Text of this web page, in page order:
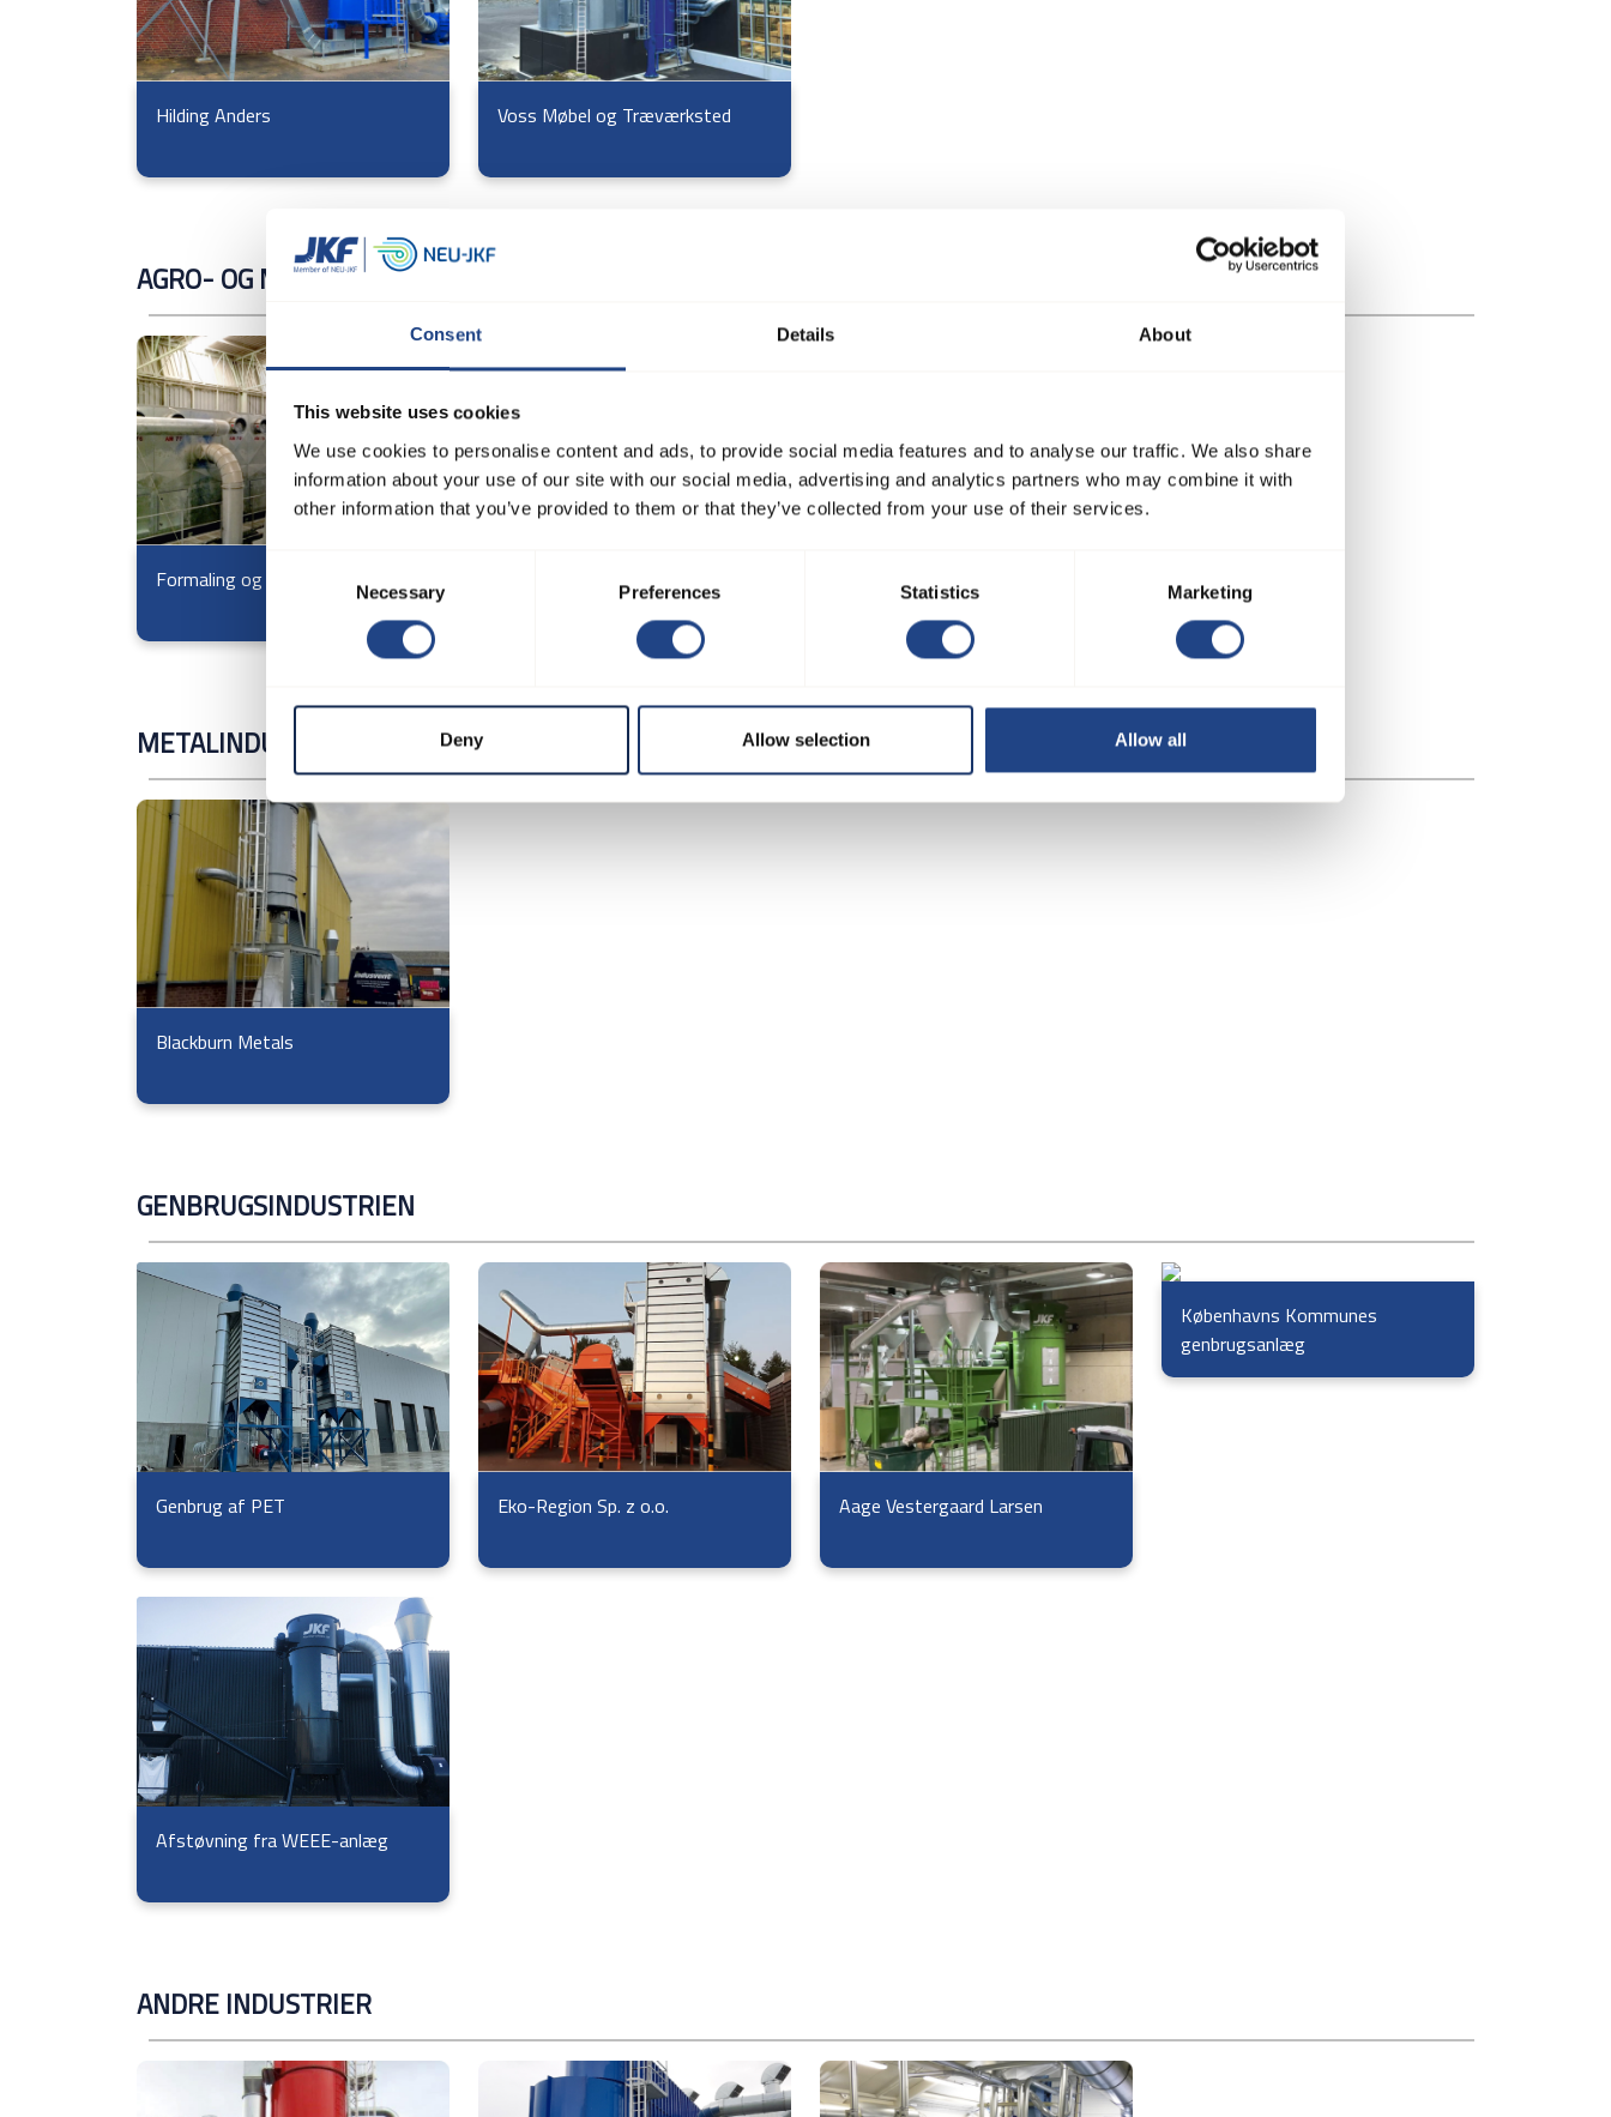
Consent Details About
This website uses cookies
We use cookies to personalise content and ads, to provide social media features and to analyse our traffic. We also share
information about your use of our site with our social media, advertising and analytics partners who may combine it with
other information that you’ve provided to them or that they’ve collected from your use of their services.
Necessary Preferences Statistics Marketing
Deny Allow selection Allow all
Hilding Anders Voss Møbel og Træværksted
AGRO- OG MØLLERIINDUSTRIEN
Formaling og forarbejdning af ris
Filteranlæg - procesudvinding fra
Producent af konfekture- og
bageriingredienser
METALINDUSTRIEN
Blackburn Metals
GENBRUGSINDUSTRIEN
Genbrug af PET Eko-Region Sp. z o.o. Aage Vestergaard Larsen
Københavns Kommunes
genbrugsanlæg
Afstøvning fra WEEE-anlæg
ANDRE INDUSTRIER